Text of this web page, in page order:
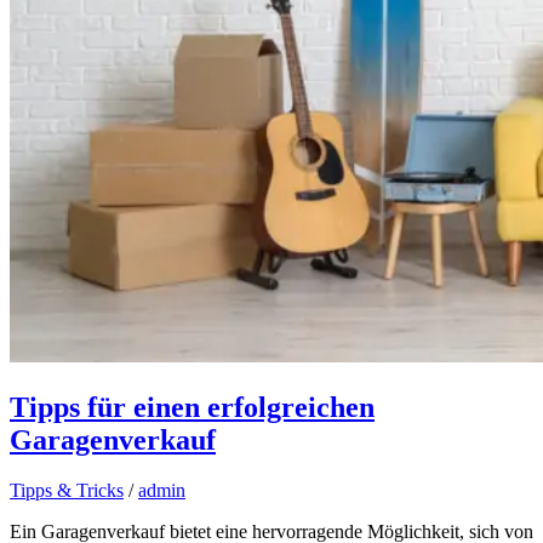
Tipps für einen erfolgreichen
Garagenverkauf
Tipps & Tricks /admin
Ein Garagenverkauf bietet eine hervorragende Möglichkeit, sich von